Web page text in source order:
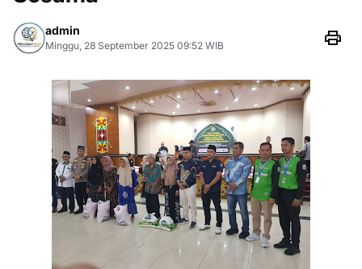
admin
Minggu, 28 September 2025 09:52 WIB